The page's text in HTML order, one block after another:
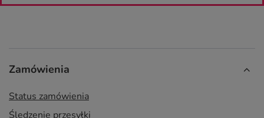
Zamówienia
Status zamówienia
Śledzenie przesyłki